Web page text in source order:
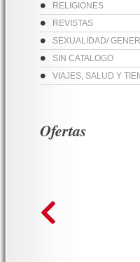
RELIGIONES
REVISTAS
SEXUALIDAD/
SIN CATALOGO
VIAJES, SALUD Y
Ofertas